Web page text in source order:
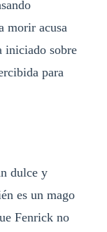
morir acusa
iniciado sobre
para
dulce y
es un mago
Fenrick no